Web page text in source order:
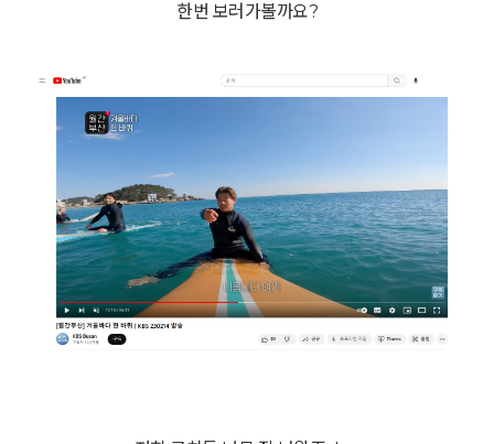
한번 보러가볼까요?